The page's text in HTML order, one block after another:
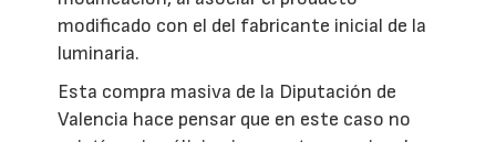
modificado con el del fabricante inicial de la
luminaria.
Esta compra masiva de la Diputación de
Valencia hace pensar que en este caso no